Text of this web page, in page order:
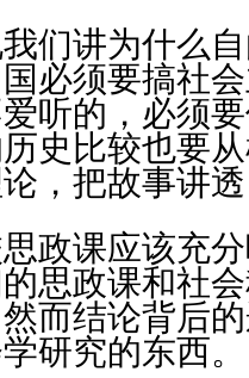
们讲为什么
必须要搞社
听的，必须
史比较也要
，把故事讲
政课应该充
思政课和社
而结论背后
研究的东西。